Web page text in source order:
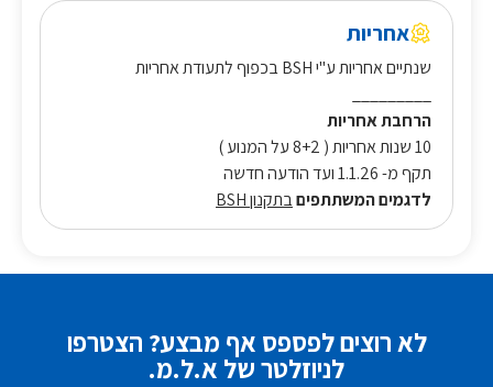
אחריות
שנתיים אחריות ע"י BSH בכפוף לתעודת אחריות
הרחבת אחריות
10 שנות אחריות ( 8+2 על המנוע )
תקף מ- 1.1.26 ועד הודעה חדשה
לדגמים המשתתפיםבתקנון BSH
לא רוצים לפספס אף מבצע? הצטרפו
לניוזלטר של א.ל.מ.